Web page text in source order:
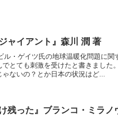
ャイアント』森川 潤 著
ル・ゲイツ氏の地球温暖化問題に関
とても刺激を受けたと書きました
ないの？とか日本の状況はど...
残った』ブランコ・ミラノ